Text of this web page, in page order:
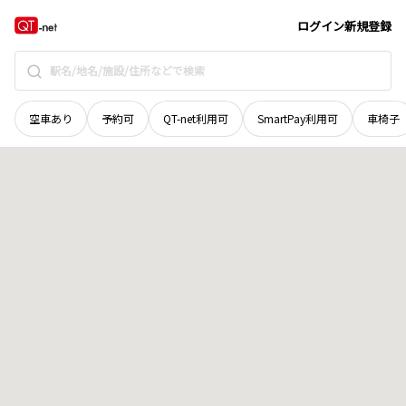
ログイン新規登録
空車あり 予約可 QT-net利用可 SmartPay利用可 車椅子
京都府